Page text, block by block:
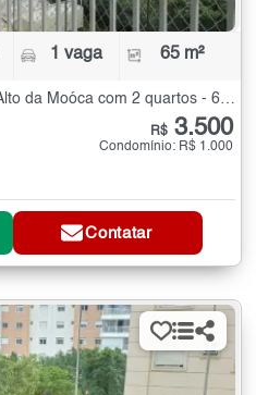
1 vaga 65 m²
R$ 3.500
Condomínio: R$ 1.000
Contatar